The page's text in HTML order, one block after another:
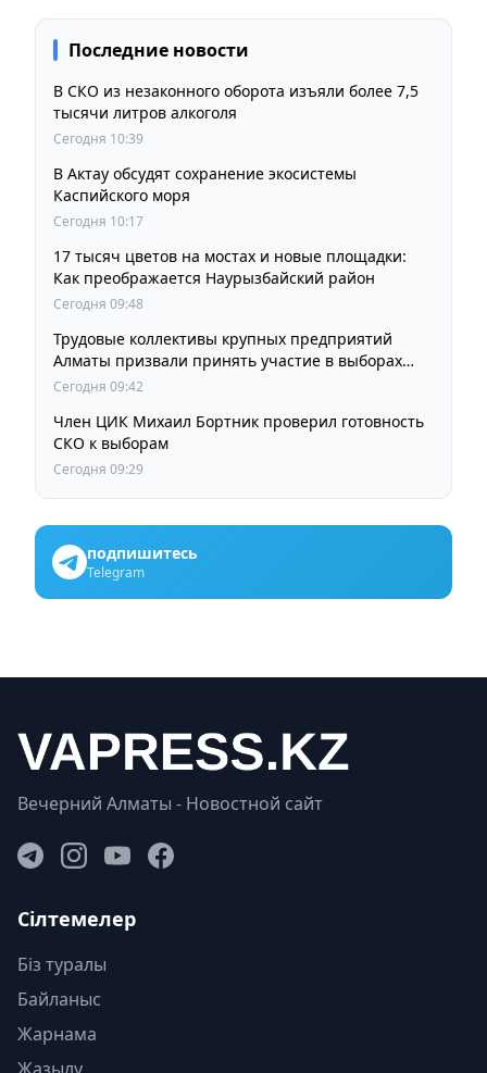
Последние новости
В СКО из незаконного оборота изъяли более 7,5
тысячи литров алкоголя
Сегодня 10:39
В Актау обсудят сохранение экосистемы
Каспийского моря
Сегодня 10:17
17 тысяч цветов на мостах и новые площадки:
Как преображается Наурызбайский район
Сегодня 09:48
Трудовые коллективы крупных предприятий
Алматы призвали принять участие в выборах
членов Курултая
Сегодня 09:42
Член ЦИК Михаил Бортник проверил готовность
СКО к выборам
Сегодня 09:29
подпишитесь
Telegram
Вечерний Алматы - Новостной сайт
Сілтемелер
Біз туралы
Байланыс
Жарнама